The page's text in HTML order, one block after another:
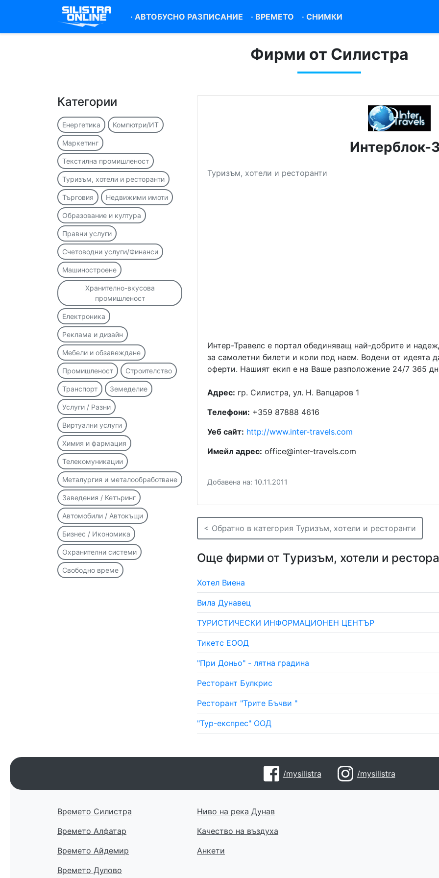
·АВТОБУСНО РАЗПИСАНИЕ · ВРЕМЕТО ·СНИМКИ
Фирми от Силистра
Интерблок-
Туризъм, хотели и ресторанти
Интер-Травелс е портал обединяващ най-добрите и
за самолетни билети и коли под наем. Водени от идеята
оферти. Нашият екип е на Ваше разположение 24/7 365
Адрес: гр. Силистра, ул. Н. Вапцаров 1
Телефони: +359 87888 4616
Уеб сайт: http://www.inter-travels.com
Имейл адрес: office@inter-travels.com
Добавена на: 10.11.2011
< Обратно в категория Туризъм, хотели и ресторанти
Още фирми от Туризъм, хотели и
Хотел Виена
Вила Дунавец
ТУРИСТИЧЕСКИ ИНФОРМАЦИОНЕН ЦЕНТЪР
Тикетс ЕООД
"При Доньо" - лятна градина
Ресторант Булкрис
Ресторант "Трите Бъчви "
"Тур-експрес" ООД
Категории
Енергетика Компютри/ИТ
Маркетинг
Текстилна промишленост
Туризъм, хотели и ресторанти
Търговия Недвижими имоти
Образование и култура
Правни услуги
Счетоводни услуги/Финанси
Машиностроене
Хранително-вкусова
промишленост
Електроника
Реклама и дизайн
Мебели и обзавеждане
Промишленост Строителство
Транспорт Земеделие
Услуги / Разни
Виртуални услуги
Химия и фармация
Телекомуникации
Металургия и металообработване
Заведения / Кетъринг
Автомобили / Автокъщи
Бизнес / Икономика
Охранителни системи
Свободно време
/mysilistra /mysilistra
Времето Силистра
Времето Алфатар
Времето Айдемир
Времето Дулово
Ниво на река Дунав
Качество на въздуха
Анкети